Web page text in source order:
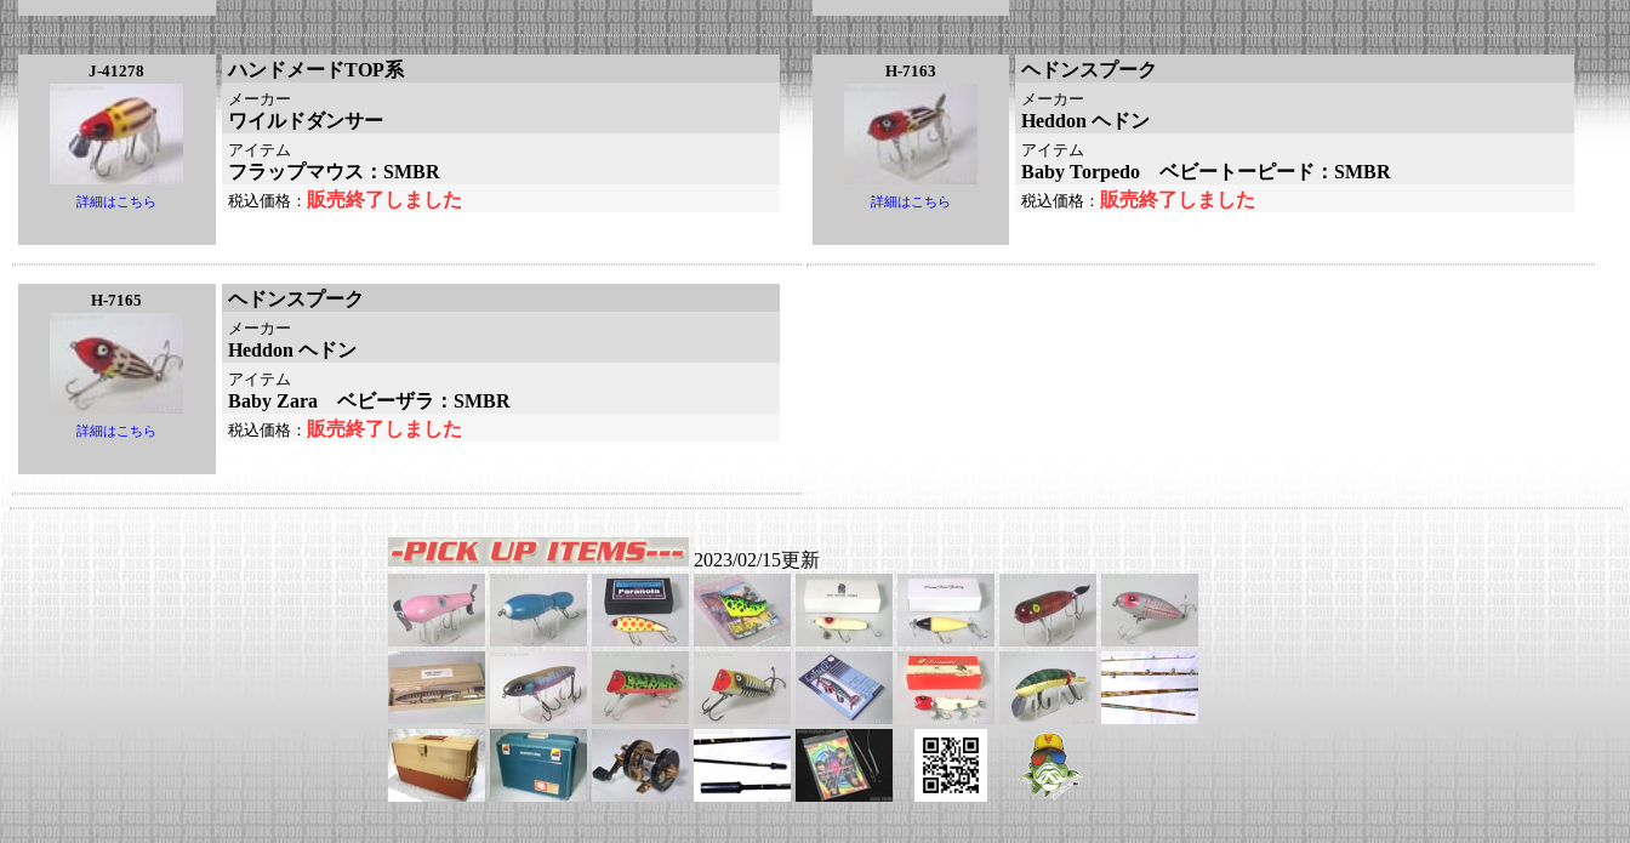
J-41278
詳細はこちら
ハンドメードTOP系
メーカー
ワイルドダンサー
アイテム
フラップマウス：SMBR
税込価格： 販売終了しました
H-7163
詳細はこちら
ヘドンスプーク
メーカー
Heddon ヘドン
アイテム
Baby Torpedo ベビートーピード：SMBR
税込価格： 販売終了しました
H-7165
詳細はこちら
ヘドンスプーク
メーカー
Heddon ヘドン
アイテム
Baby Zara ベビーザラ：SMBR
税込価格： 販売終了しました